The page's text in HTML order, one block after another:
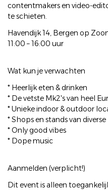
contentmakers en video-
te schieten.
Havendijk 14, Bergen op
11:00 – 16:00 uur
Wat kun je verwachten
* Heerlijk eten & drinken
* De vetste Mk2's van heel
* Unieke indoor & outdoor
* Shops en stands van
* Only good vibes
* Dope music
Aanmelden (verplicht!)
Dit event is alleen